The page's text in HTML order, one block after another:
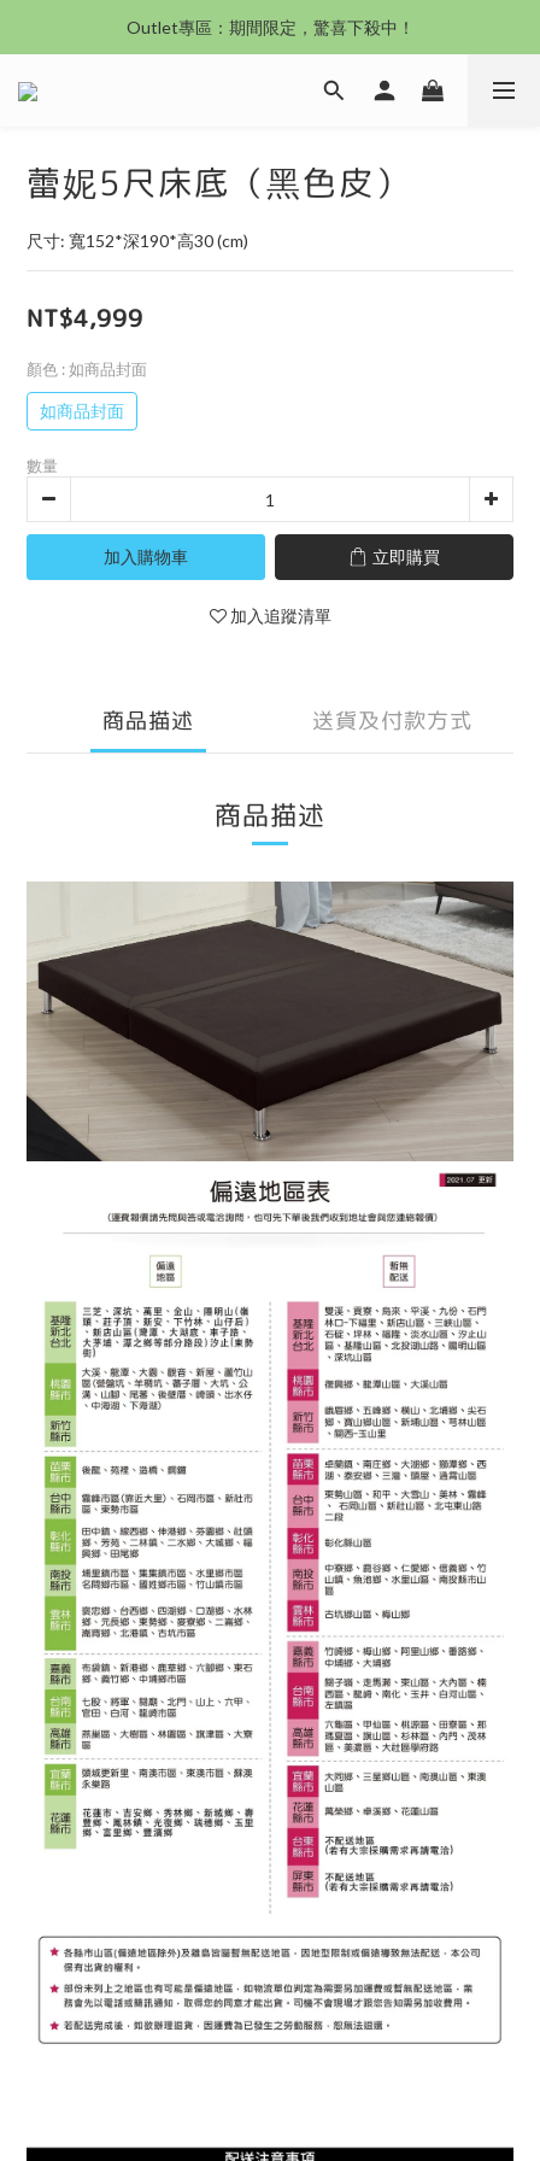
沙發新登場｜想躺就躺，頭等艙到商務艙一次擁有
Outlet專區：期間限定，驚喜下殺中！
沙發新登場｜想躺就躺，頭等艙到商務艙一次擁有
蕾妮5尺床底（黑色皮）
尺寸: 寬152*深190*高30 (cm)
NT$4,999
顏色 : 如商品封面
如商品封面
數量
加入購物車 立即購買
加入追蹤清單
商品描述 送貨及付款方式
商品描述